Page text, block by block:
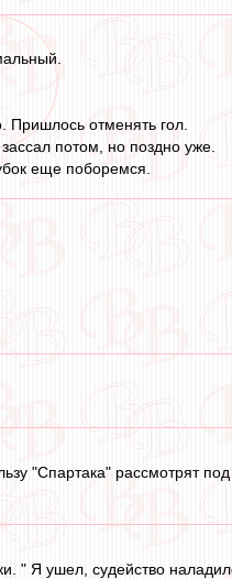
Пришлось отменять гол.
потом, но поздно уже.
еще поборемся.
"Спартака" рассмотрят
" Я ушел, судейство